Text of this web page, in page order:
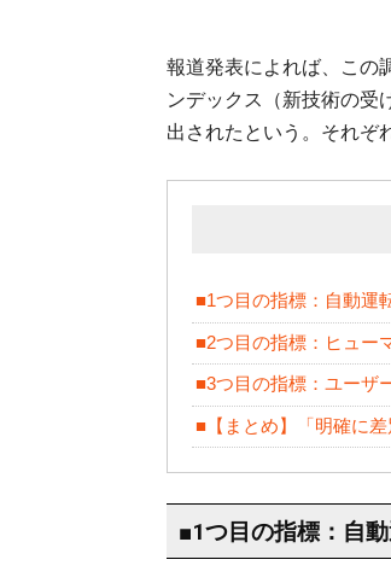
報道発表によれば、この
ンデックス（新技術の受
出されたという。それぞ
■1つ目の指標：自動運
■2つ目の指標：ヒュー
■3つ目の指標：ユーザ
■【まとめ】「明確に
■1つ目の指標：自